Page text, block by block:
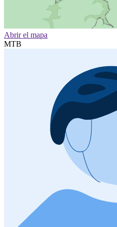
Abrir el mapa
MTB